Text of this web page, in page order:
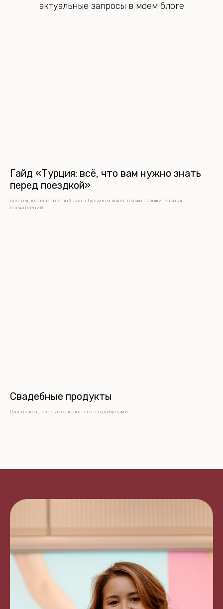
актуальные запросы в моем блоге
Гайд «Турция: всё, что вам нужно знать
перед поездкой»
для тех, кто едет первый раз в Турцию и хочет только положительных
впечатлений
Свадебные продукты
Для невест, которые создают свою свадьбу сами